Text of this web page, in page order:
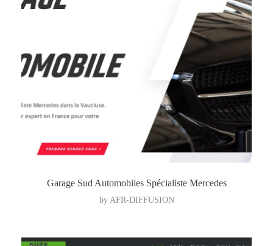
Garage Sud Automobiles Spécialiste Mercedes
by AFR-DIFFUSION